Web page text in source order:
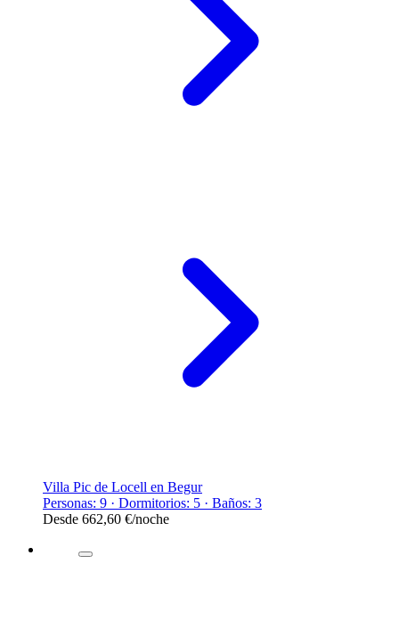
Villa Pic de Locell en Begur
Personas: 9 · Dormitorios: 5 · Baños: 3
Desde 662,60 €/noche